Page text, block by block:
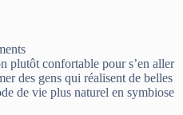
plutôt confortable pour s’en aller
des gens qui réalisent de belles
de vie plus naturel en symbiose